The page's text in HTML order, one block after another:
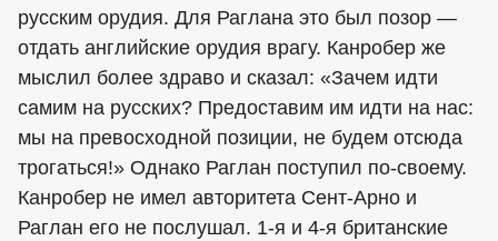
русским орудия. Для Раглана это был позор —
отдать английские орудия врагу. Канробер же
мыслил более здраво и сказал: «Зачем идти
самим на русских? Предоставим им идти на нас:
мы на превосходной позиции, не будем отсюда
трогаться!» Однако Раглан поступил по-своему.
Канробер не имел авторитета Сент-Арно и
Раглан его не послушал. 1-я и 4-я британские